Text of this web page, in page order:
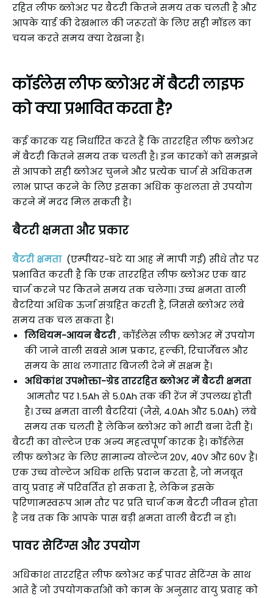
रहित लीफ ब्लोअर पर बैटरी कितने समय तक चलती है और
आपके यार्ड की देखभाल की जरूरतों के लिए सही मॉडल का
चयन करते समय क्या देखना है।
कॉर्डलेस लीफ ब्लोअर में बैटरी लाइफ
को क्या प्रभावित करता है?
कई कारक यह निर्धारित करते हैं कि ताररहित लीफ ब्लोअर
में बैटरी कितने समय तक चलती है। इन कारकों को समझने
से आपको सही ब्लोअर चुनने और प्रत्येक चार्ज से अधिकतम
लाभ प्राप्त करने के लिए इसका अधिक कुशलता से उपयोग
करने में मदद मिल सकती है।
बैटरी क्षमता और प्रकार
बैटरी क्षमता (एम्पीयर-घंटे या आह में मापी गई) सीधे तौर पर
प्रभावित करती है कि एक ताररहित लीफ ब्लोअर एक बार
चार्ज करने पर कितने समय तक चलेगा। उच्च क्षमता वाली
बैटरियां अधिक ऊर्जा संग्रहित करती हैं, जिससे ब्लोअर लंबे
समय तक चल सकता है।
लिथियम-आयन बैटरी, कॉर्डलेस लीफ ब्लोअर में उपयोग
की जाने वाली सबसे आम प्रकार, हल्की, रिचार्जेबल और
समय के साथ लगातार बिजली देने में सक्षम हैं।
अधिकांश उपभोक्ता-ग्रेड ताररहित ब्लोअर में बैटरी क्षमता
आमतौर पर 1.5Ah से 5.0Ah तक की रेंज में उपलब्ध होती
है। उच्च क्षमता वाली बैटरियां (जैसे, 4.0Ah और 5.0Ah) लंबे
समय तक चलती हैं लेकिन ब्लोअर को भारी बना देती हैं।
बैटरी का वोल्टेज एक अन्य महत्वपूर्ण कारक है। कॉर्डलेस
लीफ ब्लोअर के लिए सामान्य वोल्टेज 20V, 40V और 60V हैं।
एक उच्च वोल्टेज अधिक शक्ति प्रदान करता है, जो मजबूत
वायु प्रवाह में परिवर्तित हो सकता है, लेकिन इसके
परिणामस्वरूप आम तौर पर प्रति चार्ज कम बैटरी जीवन होता
है जब तक कि आपके पास बड़ी क्षमता वाली बैटरी न हो।
पावर सेटिंग्स और उपयोग
अधिकांश ताररहित लीफ ब्लोअर कई पावर सेटिंग्स के साथ
आते हैं जो उपयोगकर्ताओं को काम के अनुसार वायु प्रवाह को